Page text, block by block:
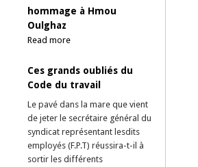
hommage à Hmou
Oulghaz
Read more
Ces grands oubliés du
Code du travail
Le pavé dans la mare que vient
de jeter le secrétaire général du
syndicat représentant lesdits
employés (F.P.T) réussira-t-il à
sortir les différents